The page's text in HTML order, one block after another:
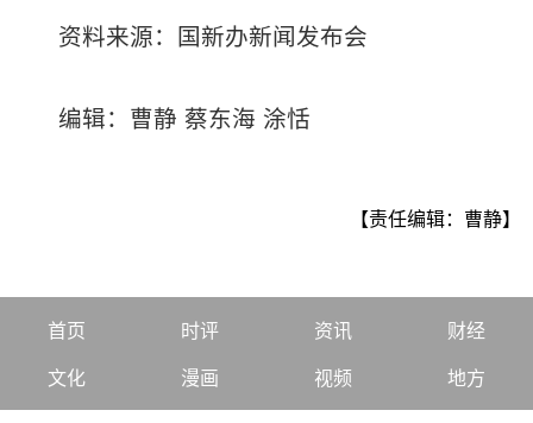
资料来源：国新办新闻发布会
编辑：曹静 蔡东海 涂恬
【责任编辑：曹静】
首页 时评 资讯 财经
文化 漫画 视频 地方